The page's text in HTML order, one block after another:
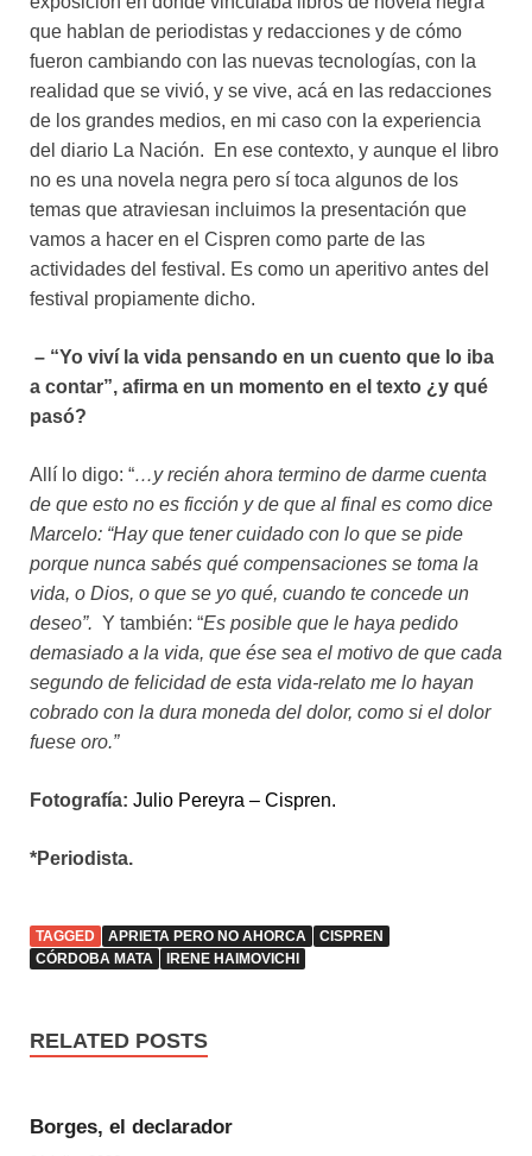
que hablan de periodistas y redacciones y de cómo
fueron cambiando con las nuevas tecnologías, con la
realidad que se vivió, y se vive, acá en las redacciones
de los grandes medios, en mi caso con la experiencia
del diario La Nación. En ese contexto, y aunque el libro
no es una novela negra pero sí toca algunos de los
temas que atraviesan incluimos la presentación que
vamos a hacer en el Cispren como parte de las
actividades del festival. Es como un aperitivo antes del
festival propiamente dicho.
– “Yo viví la vida pensando en un cuento que lo iba
a contar”, afirma en un momento en el texto ¿y qué
pasó?
Allí lo digo: “…y recién ahora termino de darme cuenta
de que esto no es ficción y de que al final es como dice
Marcelo: “Hay que tener cuidado con lo que se pide
porque nunca sabés qué compensaciones se toma la
vida, o Dios, o que se yo qué, cuando te concede un
deseo”. Y también: “Es posible que le haya pedido
demasiado a la vida, que ése sea el motivo de que cada
segundo de felicidad de esta vida-relato me lo hayan
cobrado con la dura moneda del dolor, como si el dolor
fuese oro.”
Fotografía: Julio Pereyra – Cispren.
*Periodista.
TAGGED APRIETA PERO NO AHORCA
CISPREN
CÓRDOBA MATA
IRENE HAIMOVICHI
RELATED POSTS
Borges, el declarador